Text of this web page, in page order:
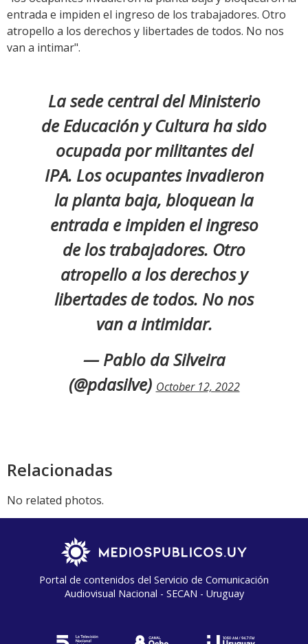
entrada e impiden el ingreso de los trabajadores. Otro
atropello a los derechos y libertades de todos. No nos
van a intimar".
La sede central del Ministerio
de Educación y Cultura ha sido
ocupada por militantes del
IPA. Los ocupantes invadieron
la planta baja, bloquean la
entrada e impiden el ingreso
de los trabajadores. Otro
atropello a los derechos y
libertades de todos. No nos
van a intimidar.
— Pablo da Silveira
(@pdasilve) October 12, 2022
Relacionadas
No related photos.
Portal de contenidos del Servicio de Comunicación
Audiovisual Nacional - SECAN - Uruguay